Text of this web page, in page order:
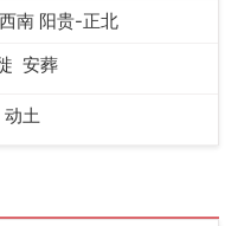
南 阳贵-正北
安葬
动土